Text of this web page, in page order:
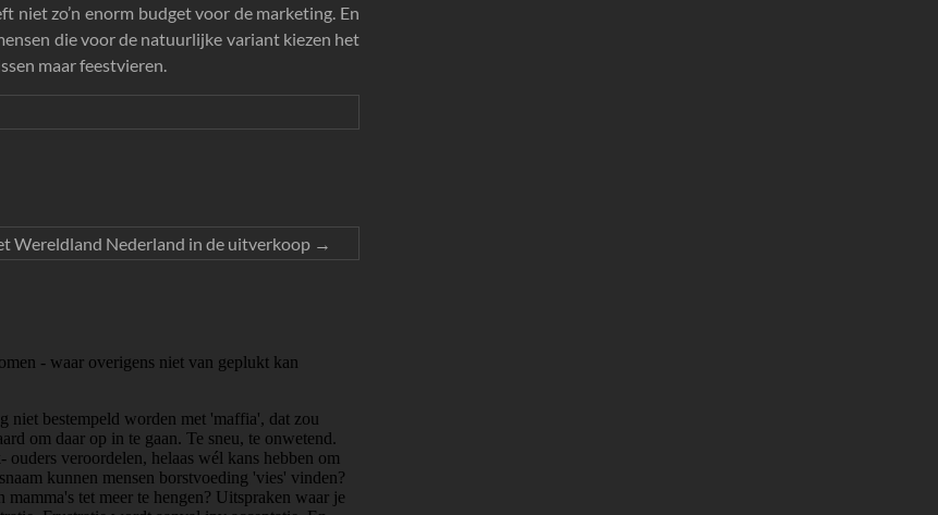
niet zo’n enorm budget voor de marketing. En
die voor de natuurlijke variant kiezen het
maar feestvieren.
Wereldland Nederland in de uitverkoop →